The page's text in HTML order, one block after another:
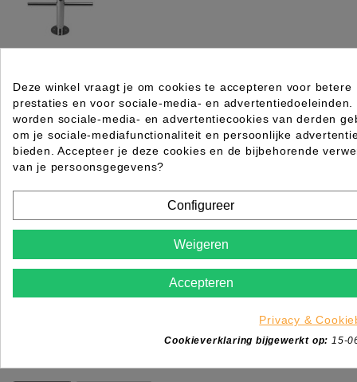
CROSS VOETSTEUN SIBEL
Rating forQuality
Please choose a rating for your review.
Uw beoordeling
Enim quis fugiat consequat elit minim nisi eu
Deze winkel vraagt je om cookies te accepteren voor betere
prestaties en voor sociale-media- en advertentiedoeleinden.
worden sociale-media- en advertentiecookies van derden
om je sociale-mediafunctionaliteit en persoonlijke
bieden. Accepteer je deze cookies en de bijbehorende
van je persoonsgegevens?
Configureer
Weigeren
Accepteren
Privacy &
Cookieverklaring bijgewerkt op: 15-